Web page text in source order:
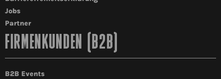
Jobs
Partner
FIRMENKUNDEN (B2B)
B2B Events